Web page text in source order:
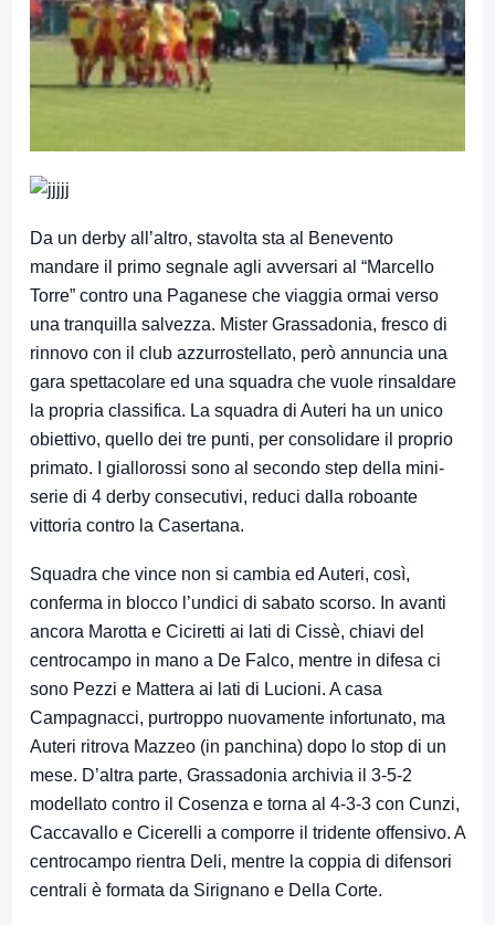
Da un derby all’altro, stavolta sta al Benevento
mandare il primo segnale agli avversari al “Marcello
Torre” contro una Paganese che viaggia ormai verso
una tranquilla salvezza. Mister Grassadonia, fresco di
rinnovo con il club azzurrostellato, però annuncia una
gara spettacolare ed una squadra che vuole rinsaldare
la propria classifica. La squadra di Auteri ha un unico
obiettivo, quello dei tre punti, per consolidare il proprio
primato. I giallorossi sono al secondo step della mini-
serie di 4 derby consecutivi, reduci dalla roboante
vittoria contro la Casertana.
Squadra che vince non si cambia ed Auteri, così,
conferma in blocco l’undici di sabato scorso. In avanti
ancora Marotta e Ciciretti ai lati di Cissè, chiavi del
centrocampo in mano a De Falco, mentre in difesa ci
sono Pezzi e Mattera ai lati di Lucioni. A casa
Campagnacci, purtroppo nuovamente infortunato, ma
Auteri ritrova Mazzeo (in panchina) dopo lo stop di un
mese. D’altra parte, Grassadonia archivia il 3-5-2
modellato contro il Cosenza e torna al 4-3-3 con Cunzi,
Caccavallo e Cicerelli a comporre il tridente offensivo. A
centrocampo rientra Deli, mentre la coppia di difensori
centrali è formata da Sirignano e Della Corte.